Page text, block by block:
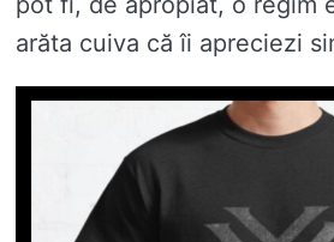
arăta cuiva că îi apreciezi